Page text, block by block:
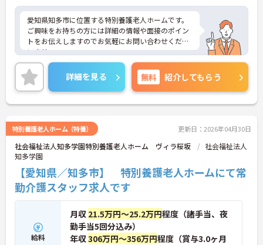
愛知県知多市に位置する特別養護老人ホームです。
ご興味をお持ちの方には詳細の情報や面接のポイン
トをお伝えしますのでお気軽にお問い合わせくださ
いませ。
詳細を見る 無料 紹介してもらう
特別養護老人ホーム（特養） 更新日：2026年04月30日
社会福祉法人知多学園特別養護老人ホーム ヴィラ桜坂
社会福祉法人
知多学園
【愛知県／知多市】 特別養護老人ホームにて常
勤介護スタッフ求人です
給料
月収 21.5万円～25.2万円程度（諸手当、夜
勤手当5回分込み）
年収306万円～356万円程度（賞与3.0ヶ月